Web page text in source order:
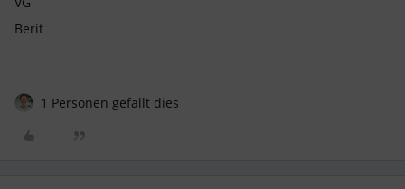
Berit
1 Personen gefällt dies